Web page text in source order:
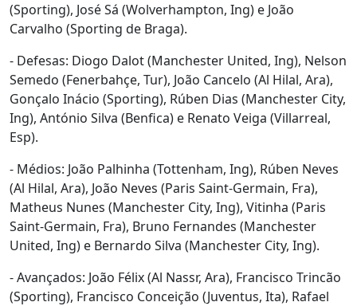
(Sporting), José Sá (Wolverhampton, Ing) e João
Carvalho (Sporting de Braga).
- Defesas: Diogo Dalot (Manchester United, Ing), Nelson
Semedo (Fenerbahçe, Tur), João Cancelo (Al Hilal, Ara),
Gonçalo Inácio (Sporting), Rúben Dias (Manchester City,
Ing), António Silva (Benfica) e Renato Veiga (Villarreal,
Esp).
- Médios: João Palhinha (Tottenham, Ing), Rúben Neves
(Al Hilal, Ara), João Neves (Paris Saint-Germain, Fra),
Matheus Nunes (Manchester City, Ing), Vitinha (Paris
Saint-Germain, Fra), Bruno Fernandes (Manchester
United, Ing) e Bernardo Silva (Manchester City, Ing).
- Avançados: João Félix (Al Nassr, Ara), Francisco Trincão
(Sporting), Francisco Conceição (Juventus, Ita), Rafael